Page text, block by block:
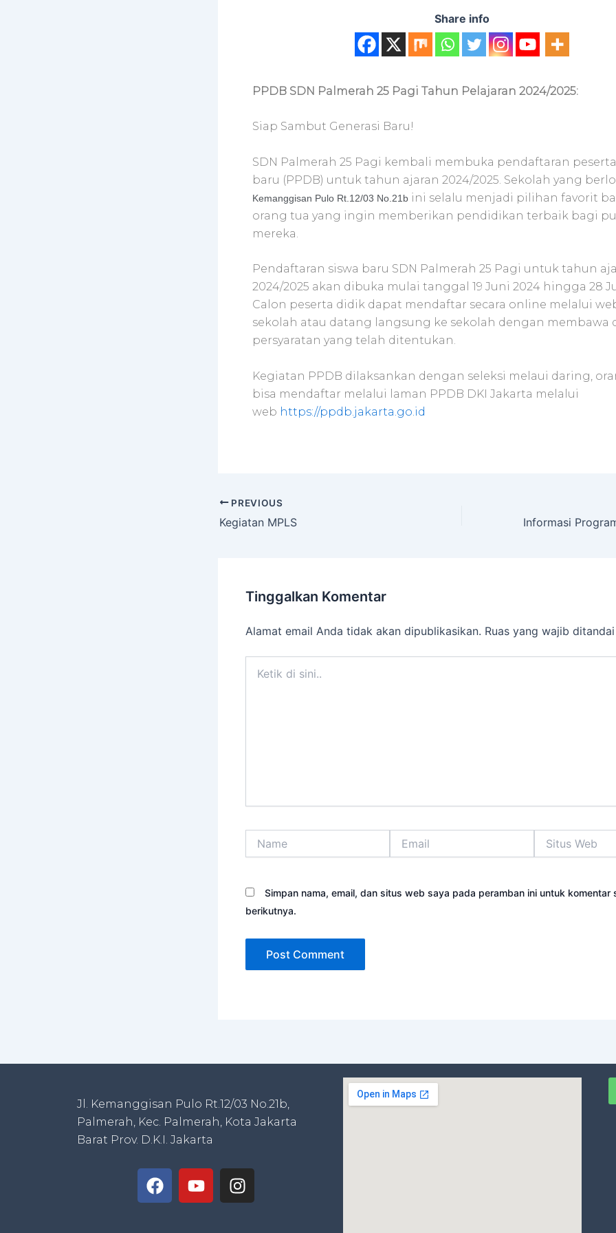
Share info
PPDB SDN Palmerah 25 Pagi Tahun Pelajaran 2024/2025:
Siap Sambut Generasi Baru!
SDN Palmerah 25 Pagi kembali membuka pendaftaran
baru (PPDB) untuk tahun ajaran 2024/2025. Sekolah yang
Kemanggisan Pulo Rt.12/03 No.21b ini selalu menjadi pilihan favorit
orang tua yang ingin memberikan pendidikan terbaik bagi
mereka.
Pendaftaran siswa baru SDN Palmerah 25 Pagi untuk tahun
2024/2025 akan dibuka mulai tanggal 19 Juni 2024 hingga 28
Calon peserta didik dapat mendaftar secara online melalui
sekolah atau datang langsung ke sekolah dengan membawa
persyaratan yang telah ditentukan.
Kegiatan PPDB dilaksankan dengan seleksi melaui daring,
bisa mendaftar melalui laman PPDB DKI Jakarta melalui
web https://ppdb.jakarta.go.id
PREVIOUS
Kegiatan MPLS
Tinggalkan Komentar
Alamat email Anda tidak akan dipublikasikan. Ruas yang wajib ditandai
Web
Simpan nama, email, dan situs web saya pada peramban ini untuk komentar
berikutnya.
Jl. Kemanggisan Pulo Rt.12/03 No.21b,
Palmerah, Kec. Palmerah, Kota Jakarta
Barat Prov. D.K.I. Jakarta
F
a
Y
o
I
n